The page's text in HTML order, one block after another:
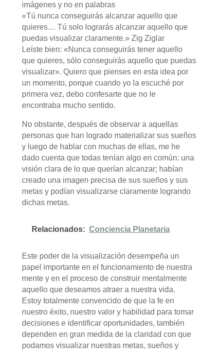
imágenes y no en palabras
«Tú nunca conseguirás alcanzar aquello que
quieres… Tú solo lograrás alcanzar aquello que
puedas visualizar claramente.» Zig Ziglar
Leíste bien: «Nunca conseguirás tener aquello
que quieres, sólo conseguirás aquello que puedas
visualizar». Quiero que pienses en esta idea por
un momento, porque cuando yo la escuché por
primera vez, debo confesarte que no le
encontraba mucho sentido.
No obstante, después de observar a aquellas
personas que han logrado materializar sus sueños
y luego de hablar con muchas de ellas, me he
dado cuenta que todas tenían algo en común: una
visión clara de lo que querían alcanzar; habían
creado una imagen precisa de sus sueños y sus
metas y podían visualizarse claramente logrando
dichas metas.
Relacionados: Conciencia Planetaria
Este poder de la visualización desempeña un
papel importante en el funcionamiento de nuestra
mente y en el proceso de construir mentalmente
aquello que deseamos atraer a nuestra vida.
Estoy totalmente convencido de que la fe en
nuestro éxito, nuestro valor y habilidad para tomar
decisiones e identificar oportunidades, también
dependen en gran medida de la claridad con que
podamos visualizar nuestras metas, sueños y